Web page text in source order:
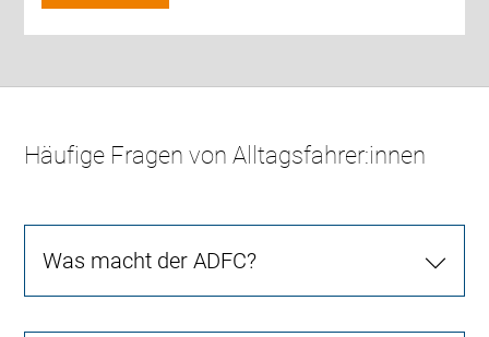
Häufige Fragen von Alltagsfahrer:innen
Was macht der ADFC?